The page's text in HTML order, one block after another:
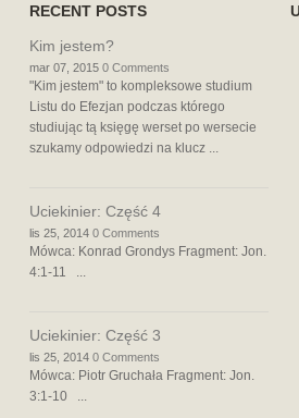
RECENT POSTS
Kim jestem?
mar 07, 2015 0 Comments
"Kim jestem" to kompleksowe studium
Listu do Efezjan podczas którego
studiując tą księgę werset po wersecie
szukamy odpowiedzi na klucz ...
Uciekinier: Część 4
lis 25, 2014 0 Comments
Mówca: Konrad Grondys Fragment: Jon.
4:1-11 ...
Uciekinier: Część 3
lis 25, 2014 0 Comments
Mówca: Piotr Gruchała Fragment: Jon.
3:1-10 ...